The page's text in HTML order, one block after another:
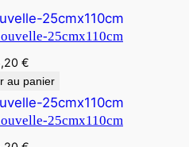
25cmx110cm
€
au panier
25cmx110cm